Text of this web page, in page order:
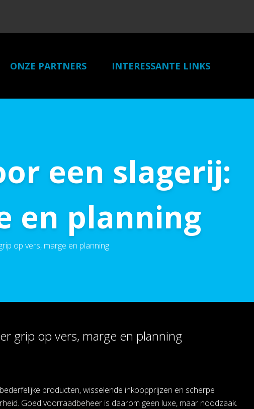
ONZE PARTNERS INTERESSANTE LINKS
een slagerij:
en planning
op vers, marge en planning
grip op vers, marge en planning
producten, wisselende inkoopprijzen en scherpe
Goed voorraadbeheer is daarom geen luxe, maar noodzaak.